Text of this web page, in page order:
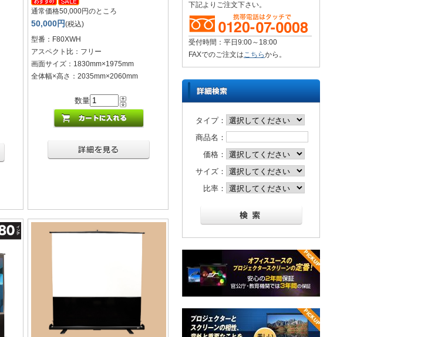
通常価格50,000円のところ
50,000円(税込)
型番：F80XWH
アスペクト比：フリー
画面サイズ：1830mm×1975mm
全体幅×高さ：2035mm×2060mm
数量
下記よりご注文下さい。
受付時間：平日9:00～18:00
FAXでのご注文はこちらから。
タイプ：
商品名：
価格：
サイズ：
比率：